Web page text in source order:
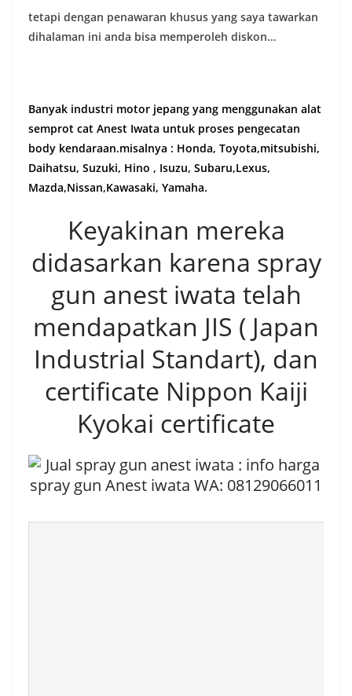
tetapi dengan penawaran khusus yang saya tawarkan
dihalaman ini anda bisa memperoleh diskon…
Banyak industri motor jepang yang menggunakan alat
semprot cat Anest Iwata untuk proses pengecatan
body kendaraan.misalnya : Honda, Toyota,mitsubishi,
Daihatsu, Suzuki, Hino , Isuzu, Subaru,Lexus,
Mazda,Nissan,Kawasaki, Yamaha.
Keyakinan mereka
didasarkan karena spray
gun anest iwata telah
mendapatkan JIS ( Japan
Industrial Standart), dan
certificate Nippon Kaiji
Kyokai certificate